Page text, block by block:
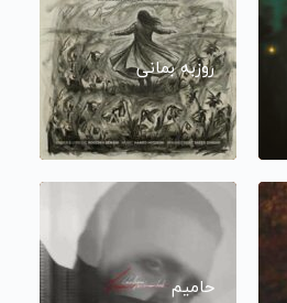
روزبه بمانی
حامیم